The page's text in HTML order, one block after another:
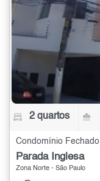
2 quartos
Parada Inglesa
Zona Norte - São Paulo